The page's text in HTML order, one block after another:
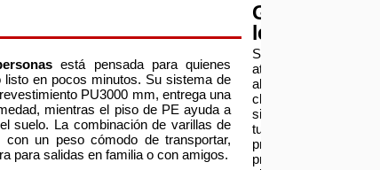
está pensada para quienes
en pocos minutos. Su sistema de
PU3000 mm, entrega una
mientras el piso de PE ayuda a
suelo. La combinación de varillas de
un peso cómodo de transportar,
para salidas en familia o con amigos.
Garantía
legal
Servicio
atención
al
cliente:
si
tu
producto
presenta